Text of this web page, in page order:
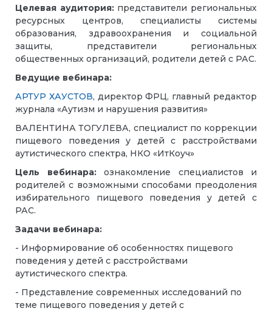
Целевая аудитория:представители региональных
ресурсных центров, специалисты системы
образования, здравоохранения и социальной
защиты, представители региональных
общественных организаций, родители детей с РАС.
Ведущие вебинара:
АРТУР ХАУСТОВ, директор ФРЦ, главный редактор
журнала «Аутизм и нарушения развития»
ВАЛЕНТИНА ТОГУЛЕВА, специалист по коррекции
пищевого поведения у детей с расстройствами
аутистического спектра, НКО «ИтКоуч»
Цель вебинара: ознакомление специалистов и
родителей с возможными способами преодоления
избирательного пищевого поведения у детей с
РАС.
Задачи вебинара:
- Информирование об особенностях пищевого
поведения у детей с расстройствами
аутистического спектра.
- Представление современных исследований по
теме пищевого поведения у детей с